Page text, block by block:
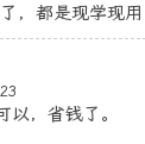
，都是现学现用
以，省钱了。